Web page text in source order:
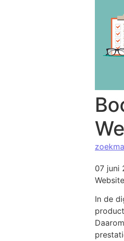
07 juni
In de